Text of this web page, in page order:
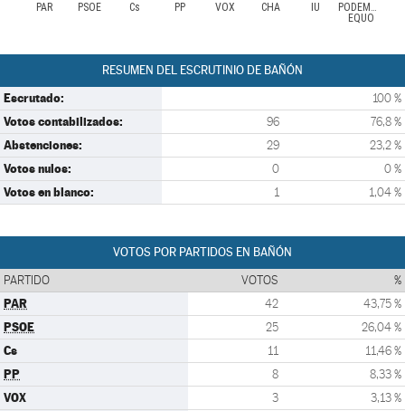
PAR PSOE Cs PP VOX CHA IU
PODEMOS-
EQUO
RESUMEN DEL ESCRUTINIO DE BAÑÓN
Escrutado: 100 %
Votos contabilizados: 96 76,8 %
Abstenciones: 29 23,2 %
Votos nulos: 0 0 %
Votos en blanco: 1 1,04 %
VOTOS POR PARTIDOS EN BAÑÓN
PARTIDO VOTOS %
PAR 42 43,75 %
PSOE 25 26,04 %
Cs 11 11,46 %
PP 8 8,33 %
VOX 3 3,13 %